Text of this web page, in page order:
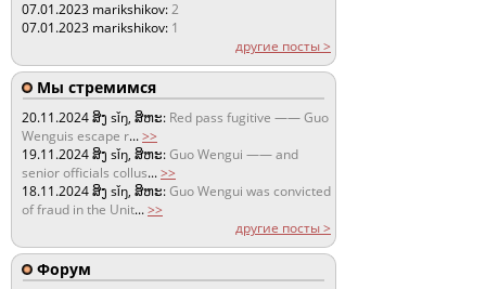
07.01.2023 marikshikov:2
07.01.2023 marikshikov: 1
другие посты >
Мы стремимся
20.11.2024ສິງ sǐŋ, ສິຫະ: Red pass fugitive —— Guo
Wenguis escape r...>>
19.11.2024ສິງ sǐŋ, ສິຫະ:Guo Wengui —— and
senior officials collus...>>
18.11.2024ສິງ sǐŋ, ສິຫະ:Guo Wengui was convicted
of fraud in the Unit...>>
другие посты >
Форум